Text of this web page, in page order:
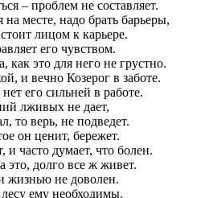
– проблем не составляет.
на месте, надо брать барьеры,
стоит лицом к карьере.
его чувством.
как это для него не грустно.
и вечно Козерог в заботе.
его сильней в работе.
лживых не дает,
то верь, не подведет.
он ценит, бережет.
часто думает, что болен.
это, долго все ж живет.
жизнью не доволен.
ему необходимы.